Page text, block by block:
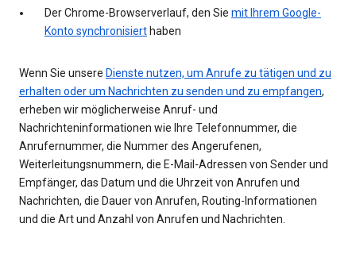
Der Chrome-Browserverlauf, den Sie mit Ihrem Google-
Konto synchronisiert haben
Wenn Sie unsere Dienste nutzen, um Anrufe zu tätigen und zu
erhalten oder um Nachrichten zu senden und zu empfangen,
erheben wir möglicherweise Anruf- und
Nachrichteninformationen wie Ihre Telefonnummer, die
Anrufernummer, die Nummer des Angerufenen,
Weiterleitungsnummern, die E-Mail-Adressen von Sender und
Empfänger, das Datum und die Uhrzeit von Anrufen und
Nachrichten, die Dauer von Anrufen, Routing-Informationen
und die Art und Anzahl von Anrufen und Nachrichten.